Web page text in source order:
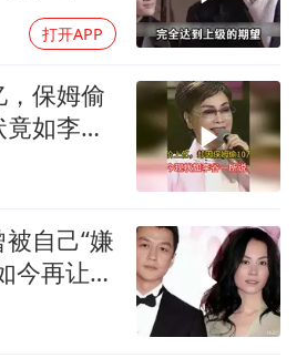
打开APP
保姆偷
如李谷
自己“嫌
今再让所